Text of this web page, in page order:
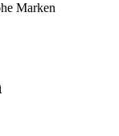
Marken